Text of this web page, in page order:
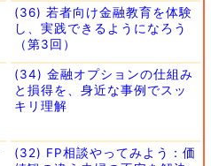
(36) 若者向け金融教育を体験
し、実践できるようになろう
（第3回）
(34) 金融オプションの仕組み
と損得を、身近な事例でスッ
キリ理解
(32) FP相談やってみよう：価